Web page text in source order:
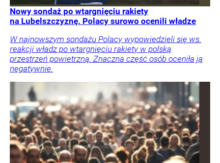
Nowy sondaż po wtargnięciu rakiety
na Lubelszczyznę. Polacy surowo ocenili władze
W najnowszym sondażu Polacy wypowiedzieli się ws.
reakcji władz po wtargnięciu rakiety w polską
przestrzeń powietrzną. Znaczna część osób oceniła ją
negatywnie.